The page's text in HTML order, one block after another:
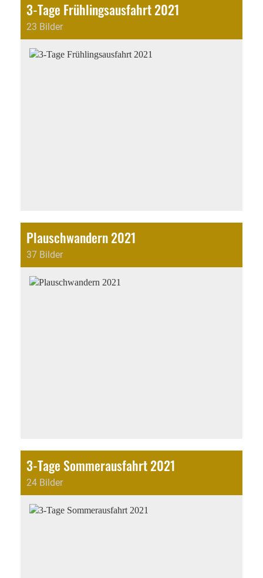
3-Tage Frühlingsausfahrt 2021
23 Bilder
Plauschwandern 2021
37 Bilder
3-Tage Sommerausfahrt 2021
24 Bilder